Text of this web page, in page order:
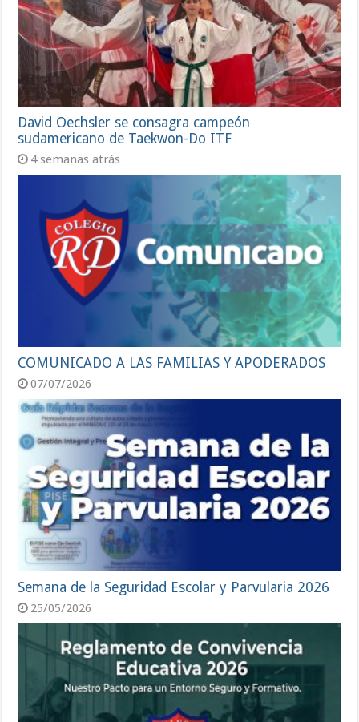
David Oechsler se consagra campeón
sudamericano de Taekwon-Do ITF
4 semanas atrás
COMUNICADO A LAS FAMILIAS Y APODERADOS
07/07/2026
Semana de la Seguridad Escolar y Parvularia 2026
25/05/2026